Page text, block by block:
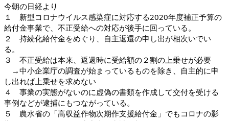
今朝の日経より
１　新型コロナウイルス感染症に対応する2020年度補正予算の
給付金事業で、不正受給への対応が後手に回っている。
２　持続化給付金をめぐり、自主返還の申し出が相次いでい
る。
３　不正受給は本来、返還時に受給額の２割の上乗せが必要
→中小企業庁の調査が始まっているものを除き、自主的に申
し出れば上乗せを求めない
４　事業の実態がないのに虚偽の書類を作成して交付を受ける
事例などが逮捕にもつながっている。
５　農水省の「高収益作物次期作支援給付金」でもコロナの影